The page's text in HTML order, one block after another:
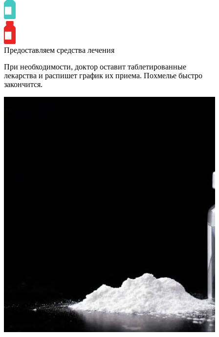
Предоставляем средства лечения
При необходимости, доктор оставит таблетированные
лекарства и распишет график их приема. Похмелье быстро
закончится.